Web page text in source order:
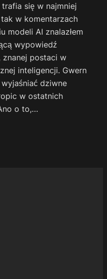
się w najmniej
w komentarzach
modeli AI znalazłem
wypowiedź
znanej postaci w
inteligencji. Gwern
dziwne
w ostatnich
o to,…